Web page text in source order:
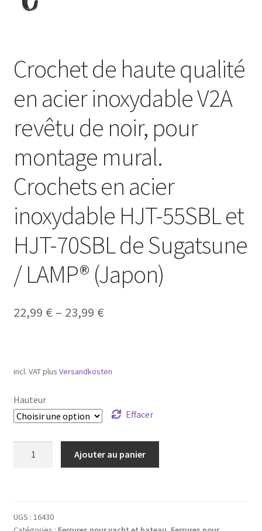
Crochet de haute qualité
en acier inoxydable V2A
revêtu de noir, pour
montage mural.
Crochets en acier
inoxydable HJT-55SBL et
HJT-70SBL de Sugatsune
/ LAMP® (Japon)
22,99 € – 23,99 €
incl. VATplus Versandkosten
Hauteur
Effacer
qualité
Ajouter au panier
UGS : 16430